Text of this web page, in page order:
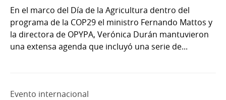
En el marco del Día de la Agricultura dentro del
programa de la COP29 el ministro Fernando Mattos y
la directora de OPYPA, Verónica Durán mantuvieron
una extensa agenda que incluyó una serie de...
Evento internacional